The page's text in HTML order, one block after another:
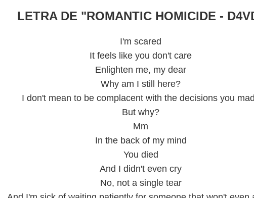
LETRA DE "ROMANTIC HOMICIDE -
I'm scared
It feels like you don't care
Enlighten me, my dear
Why am I still here?
I don't mean to be complacent with the decisions you
But why?
Mm
In the back of my mind
You died
And I didn't even cry
No, not a single tear